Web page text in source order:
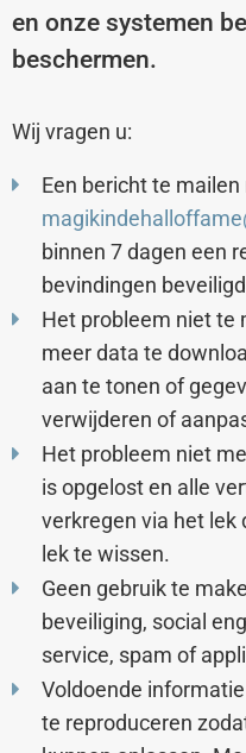
en onze systemen
beschermen.
Wij vragen u:
Een bericht te mailen
binnen 7 dagen een
bevindingen
Het probleem niet te
meer data te
aan te tonen of
verwijderen of
Het probleem niet
is opgelost en alle
verkregen via het lek
lek te wissen.
Geen gebruik te
beveiliging, social
service, spam of
Voldoende
te reproduceren